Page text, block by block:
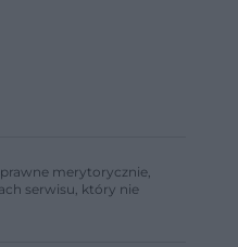
merytorycznie,
serwisu, który nie